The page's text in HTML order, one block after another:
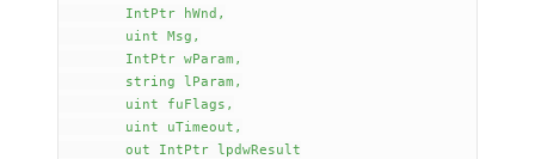
        IntPtr hWnd,
        uint Msg,
        IntPtr wParam,
        string lParam,
        uint fuFlags,
        uint uTimeout,
        out IntPtr lpdwResult